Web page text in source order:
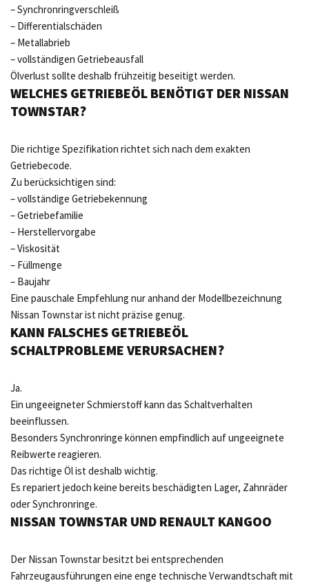
– Synchronringverschleiß
– Differentialschäden
– Metallabrieb
– vollständigen Getriebeausfall
Ölverlust sollte deshalb frühzeitig beseitigt werden.
WELCHES GETRIEBEÖL BENÖTIGT DER NISSAN
TOWNSTAR?
Die richtige Spezifikation richtet sich nach dem exakten
Getriebecode.
Zu berücksichtigen sind:
– vollständige Getriebekennung
– Getriebefamilie
– Herstellervorgabe
– Viskosität
– Füllmenge
– Baujahr
Eine pauschale Empfehlung nur anhand der Modellbezeichnung
Nissan Townstar ist nicht präzise genug.
KANN FALSCHES GETRIEBEÖL
SCHALTPROBLEME VERURSACHEN?
Ja.
Ein ungeeigneter Schmierstoff kann das Schaltverhalten
beeinflussen.
Besonders Synchronringe können empfindlich auf ungeeignete
Reibwerte reagieren.
Das richtige Öl ist deshalb wichtig.
Es repariert jedoch keine bereits beschädigten Lager, Zahnräder
oder Synchronringe.
NISSAN TOWNSTAR UND RENAULT KANGOO
Der Nissan Townstar besitzt bei entsprechenden
Fahrzeugausführungen eine enge technische Verwandtschaft mit